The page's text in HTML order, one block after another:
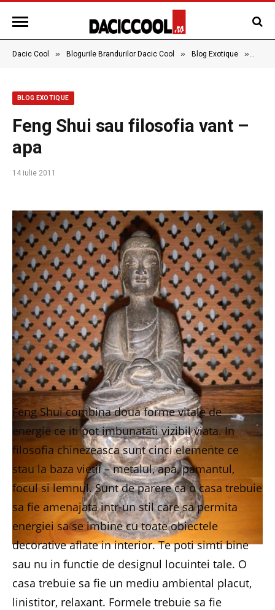
Dacic Cool » Blogurile Brandurilor Dacic Cool » Blog Exotique »
BLOG EXOTIQUE
Feng Shui sau filosofia vant –
apa
14 iulie 2011
Feng Shui combina doua forme vitale de
energie ce iti pot imbunatati vizibil viata. In
filosofia chinezeasca sunt cinci elemente ce
stau la baza vietii – metalul, apa, pamantul,
focul si lemnul. Sunt de parere ca o casa trebuie
sa fie amenajata intr-un stil care sa permita
energiei sa se imbine cu toate obiectele
decorative aflate in interior. Te poti simti bine
sau nu in functie de designul locuintei tale. O
casa trebuie sa fie un mediu ambiental placut,
linistitor, relaxant. Formele trebuie sa fie